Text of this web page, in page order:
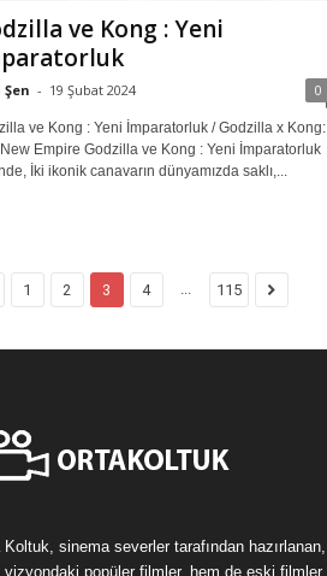
ve Kong : Yeni
Şen - 19 Şubat 2024 0
ve Kong : Yeni İmparatorluk / Godzilla x Kong:
Empire Godzilla ve Kong : Yeni İmparatorluk
İki ikonik canavarın dünyamızda saklı,...
1 2 3 4 ... 115
Koltuk, sinema severler tarafından hazırlanan,
vizyondaki popüler filmler, hem de eski filmler